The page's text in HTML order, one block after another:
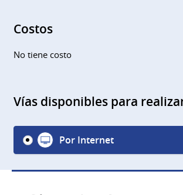
Costos
No tiene costo
Vías disponibles para
Por Internet